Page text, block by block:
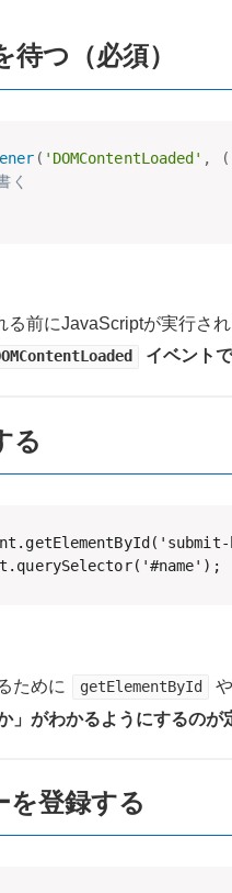
つ（必須）
( 'DOMContentLoaded' , (
く
前にJavaScriptが実行さ
イベント
る
ために getElementById や
」がわかるようにするのが
登録する